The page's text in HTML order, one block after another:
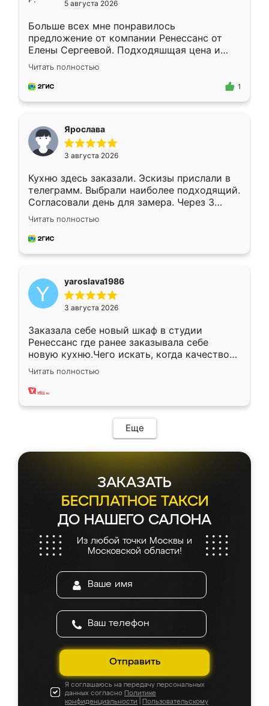
5 августа 2026
Больше всех мне понравилось
предложение от компании Ренессанс от
Елены Сергеевой. Подходяшщая цена и
короткие сроки изготовления. Приехавший
для замера сотрудник Владислав
предложил по моему эскизу самый
Читать полностью
1
Ярослава
3 августа 2026
Кухню здесь заказали. Эскизы прислали в
телеграмм. Выбрали наиболее подходящий.
Согласовали день для замера. Через 3
недели кухня была уже готова. Остались
довольны работой. Спасибо Ренессанс
мебель за качественную работу!
Читать полностью
yaroslava1986
3 августа 2026
Заказала себе новый шкаф в студии
Ренессанс где ранее заказывала себе
новую кухню.Чего искать, когда качеством
вполне довольна. Служит кухня уже почти
два года, нареканий нет.
Читать полностью
Еще
ЗАКАЗАТЬ
БЕСПЛАТНОЕ ТАКСИ
ДО НАШЕГО САЛОНА
Из любой точки Москвы и
Московской области!
Отправить
Я соглашаюсь на передачу персональных
данных согласно Политике
конфиденциальности
Пользовательскому